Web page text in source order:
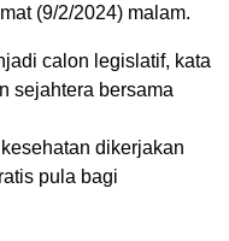
(9/2/2024) malam.
calon legislatif, kata
sejahtera bersama
dikerjakan
pula bagi